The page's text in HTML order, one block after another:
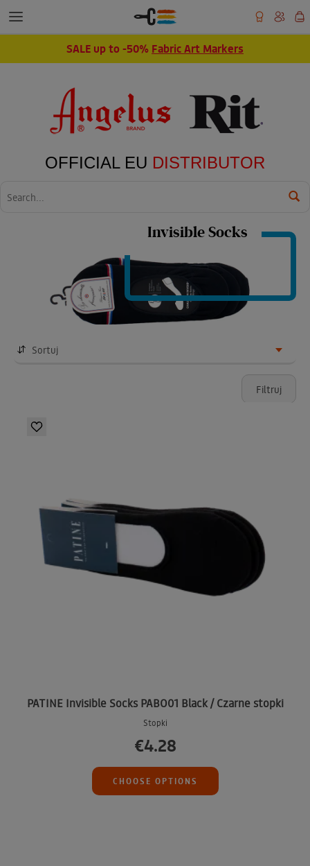
SALE up to -50% Fabric Art Markers
OFFICIAL EU DISTRIBUTOR
Invisible Socks
Sortuj
Filtruj
PATINE Invisible Socks PABO01 Black / Czarne stopki
Stopki
€4.28
CHOOSE OPTIONS